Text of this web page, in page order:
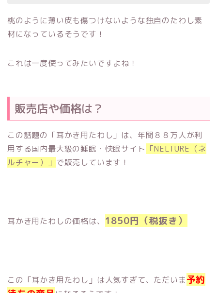
桃のように薄い皮も傷つけないような独自のたわし素
材になっているそうです！
これは一度使ってみたいですよね！
販売店や価格は？
この話題の「耳かき用たわし」は、年間８８万人が利
用する国内最大級の睡眠・快眠サイト 「NELTURE（ネ
ルチャー）」 で販売しています！
耳かき用たわしの価格は、 1850円（税抜き）
この「耳かき用たわし」は人気すぎて、ただいま予約